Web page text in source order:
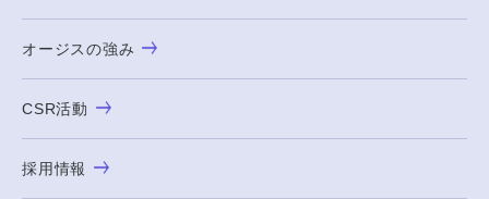
オージスの強み
CSR活動
採用情報